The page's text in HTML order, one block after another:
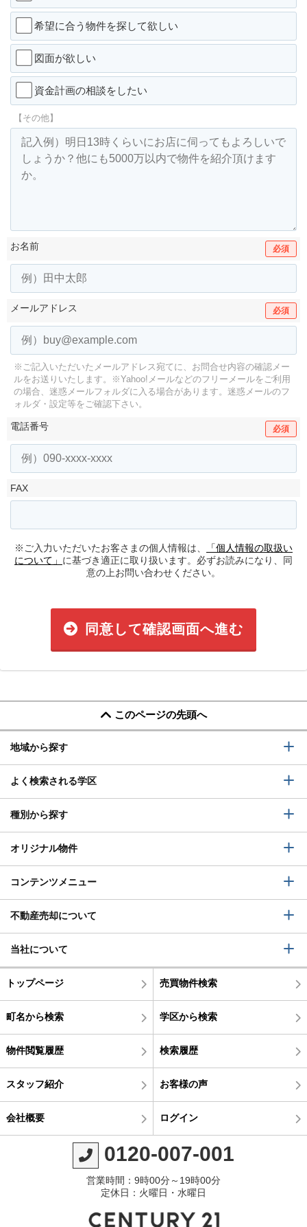
希望に合う物件を探して欲しい
図面が欲しい
資金計画の相談をしたい
【その他】
お名前 必須
メールアドレス 必須
※ご記入いただいたメールアドレス宛てに、お問合せ内容の確認メー
ルをお送りいたします。
※Yahoo!メールなどのフリーメールをご利用
の場合、迷惑メールフォルダに入る場合があります。 迷惑メールのフ
ォルダ・設定等をご確認下さい。
電話番号 必須
FAX
※ご入力いただいたお客さまの個人情報は、
「個人情報の取扱い
について」 に基づき適正に取り扱います。必ずお読みになり、同
意の上お問い合わせください。
同意して確認画面へ進む
このページの先頭へ
地域から探す
よく検索される学区
種別から探す
オリジナル物件
コンテンツメニュー
不動産売却について
当社について
トップページ 売買物件検索
町名から検索 学区から検索
物件閲覧履歴 検索履歴
スタッフ紹介 お客様の声
会社概要 ログイン
0120-007-001
営業時間：9時00分～19時00分
定休日：火曜日・水曜日